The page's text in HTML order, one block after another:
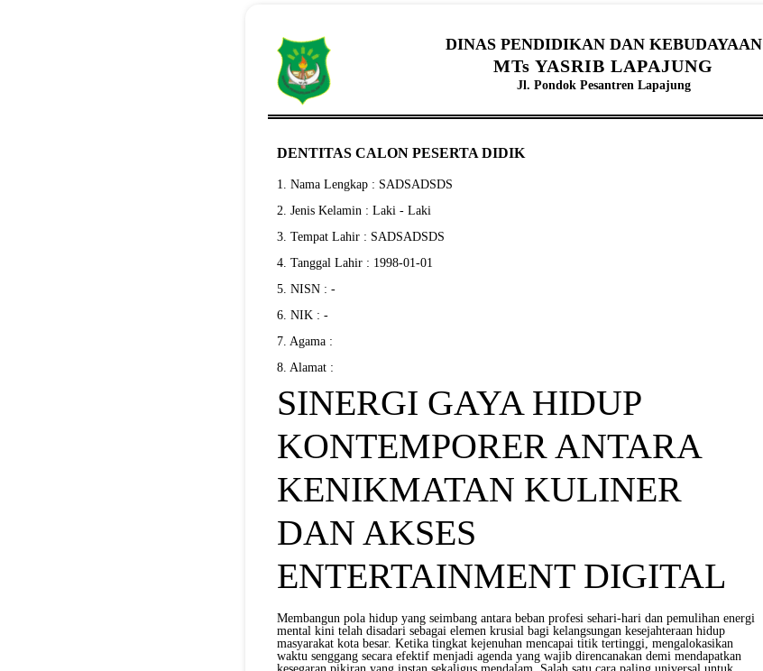
DINAS PENDIDIKAN DAN KEBUDAYAAN
MTs YASRIB LAPAJUNG
Jl. Pondok Pesantren Lapajung
DENTITAS CALON PESERTA DIDIK
1. Nama Lengkap : SADSADSDS
2. Jenis Kelamin : Laki - Laki
3. Tempat Lahir : SADSADSDS
4. Tanggal Lahir : 1998-01-01
5. NISN : -
6. NIK : -
7. Agama :
8. Alamat :
SINERGI GAYA HIDUP
KONTEMPORER ANTARA
KENIKMATAN KULINER
DAN AKSES
ENTERTAINMENT DIGITAL
Membangun pola hidup yang seimbang antara beban profesi sehari-hari dan pemulihan energi
mental kini telah disadari sebagai elemen krusial bagi kelangsungan kesejahteraan hidup
masyarakat kota besar. Ketika tingkat kejenuhan mencapai titik tertinggi, mengalokasikan
waktu senggang secara efektif menjadi agenda yang wajib direncanakan demi mendapatkan